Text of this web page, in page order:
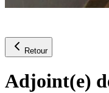
Retour
Adjoint(e)